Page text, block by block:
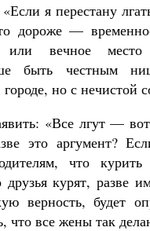
я перестану
дороже —
или вечное
быть честным
но с нечистой
«Все лгут —
это аргумент?
что
курят, разве
верность, будет
что все жены так